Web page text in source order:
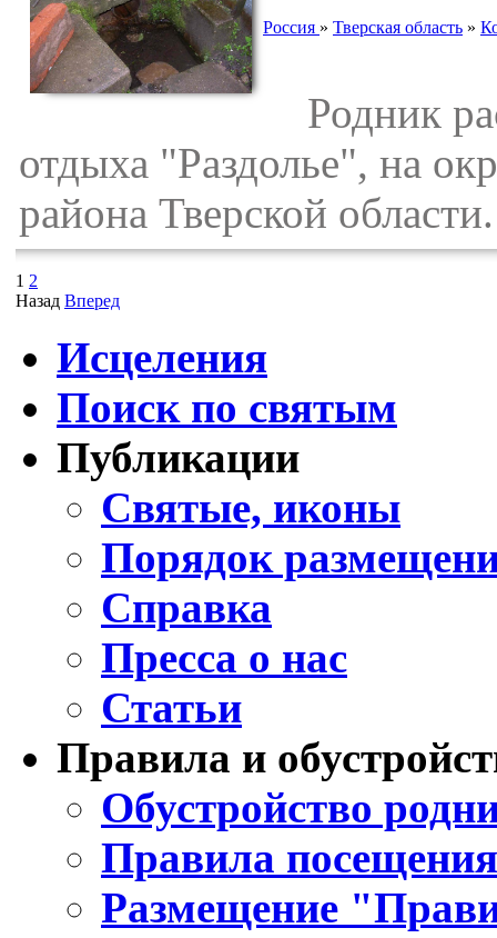
Россия » Тверская область »
Родник
отдыха "Раздолье", на
района Тверской области.
1 2
Назад Вперед
Исцеления
Поиск по святым
Публикации
Святые, иконы
Порядок
Справка
Пресса о нас
Статьи
Правила и
Обустройство
Правила
Размещение